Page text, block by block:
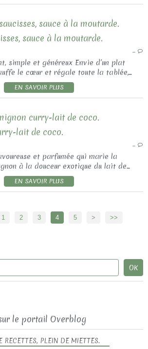
sauce à la moutarde.
…
simple et généreux Envie d’un plat
le cœur et régale toute la tablée,...
EN SAVOIR PLUS
curry-lait de coco.
…
et parfumée qui marie la
à la douceur exotique du lait de...
EN SAVOIR PLUS
1 2 3 4 5 > >>
RECETTES, PLEIN DE MIETTES.
le portail Overblog